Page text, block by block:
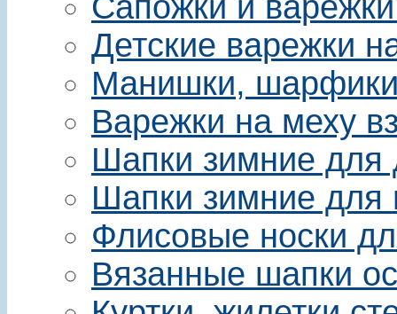
Детские варежки
Манишки,
Варежки на меху
Шапки зимние для
Шапки зимние для
Флисовые носки
Вязанные шапки